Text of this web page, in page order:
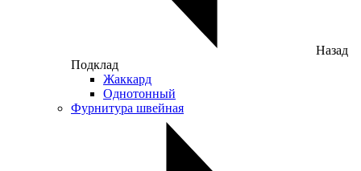
Назад
Подклад
Жаккард
Однотонный
Фурнитура швейная